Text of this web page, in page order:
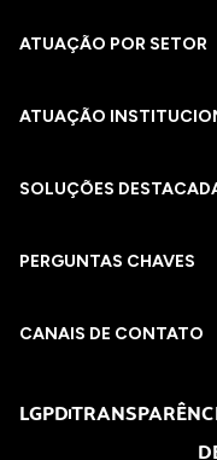
ATUAÇÃO POR SETOR
ATUAÇÃO
SOLUÇÕES
PERGUNTAS CHAVES​
CANAIS DE CONTATO
LGPD